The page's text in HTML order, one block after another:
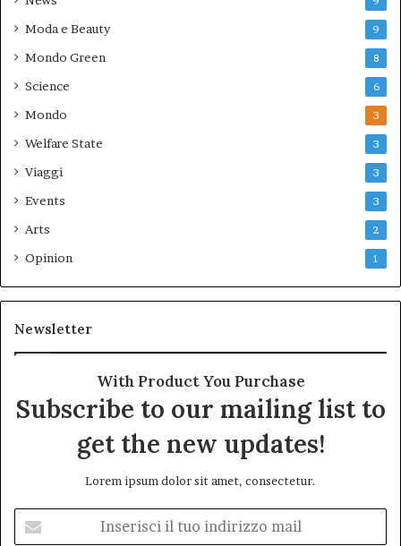
Moda e Beauty 9
Mondo Green 8
Science 6
Mondo 3
Welfare State 3
Viaggi 3
Events 3
Arts 2
Opinion 1
Newsletter
With Product You Purchase
Subscribe to our mailing list to
get the new updates!
Lorem ipsum dolor sit amet, consectetur.